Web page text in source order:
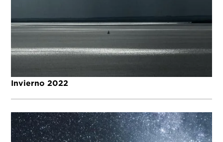
Invierno 2022